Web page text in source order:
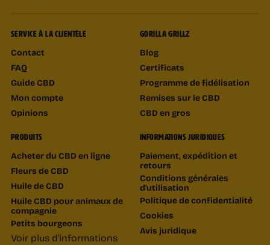
SERVICE À LA CLIENTÈLE
Contact
FAQ
Guide CBD
Mon compte
Opinions
GORILLA GRILLZ
Blog
Certificats
Programme de fidélisation
Remises sur le CBD
CBD en gros
PRODUITS
Acheter du CBD en ligne
Fleurs de CBD
Huile de CBD
Huile CBD pour animaux de
compagnie
Petits bourgeons
Voir plus d'informations
INFORMATIONS JURIDIQUES
Paiement, expédition et
retours
Conditions générales
d'utilisation
Politique de confidentialité
Cookies
Avis juridique